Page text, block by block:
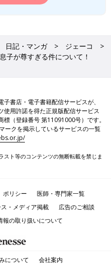
日記・マンガ
ジェーコ
子が尊すぎる件について！
子書店・電子書籍配信サービスが、
使用許諾を得た正規版配信サービス
標（登録番号 第11091000号）です。
ークを掲示しているサービスの一覧
スト等のコンテンツの無断転載を禁じま
ポリシー
医師・専門家一覧
・メディア掲載
広告のご相談
報の取り扱いについて
について 会社案内